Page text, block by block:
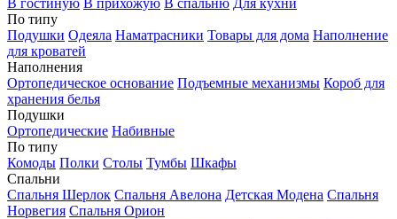
В гостиную В прихожую В спальню Для кухни
По типу
Подушки Одеяла Наматрасники Товары для дома Наполнение
для кроватей
Наполнения
Ортопедическое основание Подъемные механизмы Короб для
хранения белья
Подушки
Ортопедические Набивные
По типу
Комоды Полки Столы Тумбы Шкафы
Спальни
Спальня Шерлок Спальня Авелона Детская Модена Спальня
Норвегия Спальня Орион